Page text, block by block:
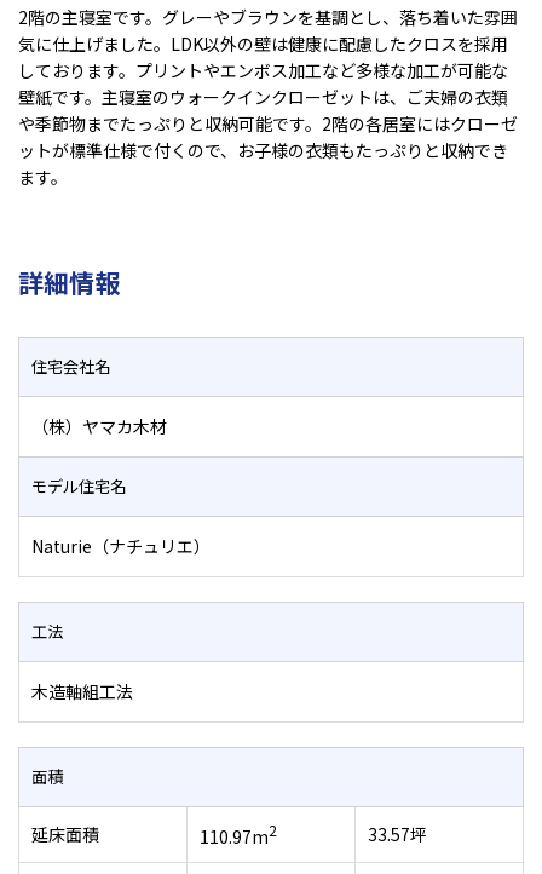
2階の主寝室です。グレーやブラウンを基調とし、落ち着いた雰囲
気に仕上げました。LDK以外の壁は健康に配慮したクロスを採用
しております。プリントやエンボス加工など多様な加工が可能な
壁紙です。主寝室のウォークインクローゼットは、ご夫婦の衣類
や季節物までたっぷりと収納可能です。2階の各居室にはクローゼ
ットが標準仕様で付くので、お子様の衣類もたっぷりと収納でき
ます。
詳細情報
住宅会社名
（株）ヤマカ木材
モデル住宅名
Naturie（ナチュリエ）
工法
木造軸組工法
面積
延床面積 110.97m2 33.57坪